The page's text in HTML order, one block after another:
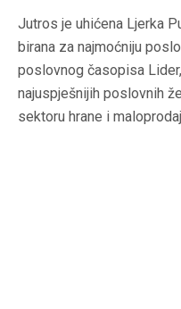
Jutros je uhićena Ljerka
birana za najmoćniju
poslovnog časopisa
najuspješnijih poslovnih
sektoru hrane i